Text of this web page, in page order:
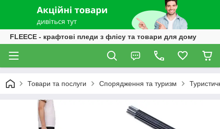
FLEECE - крафтові пледи з флісу та товари для дому
Товари та послуги Спорядження та туризм